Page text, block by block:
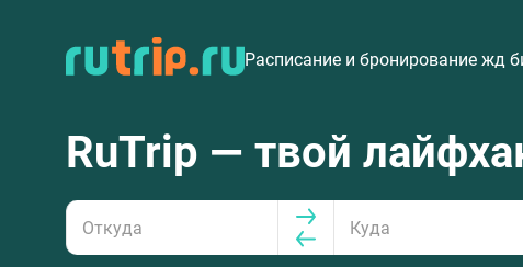
Расписание и бронирование жд
RuTrip — твой